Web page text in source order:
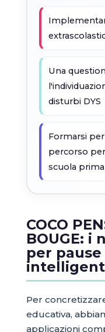
Una
disturbi DYS
Formarsi
percorso
scuola
COCO
BOUGE: i
per
Per
educativa,
applicazioni